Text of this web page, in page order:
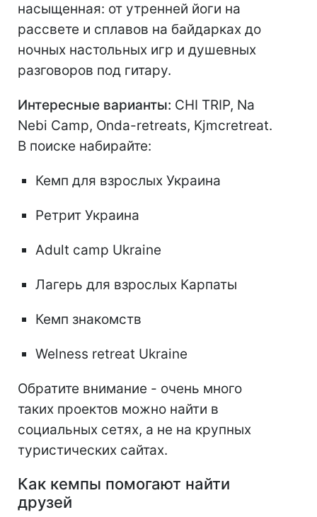
насыщенная: от утренней йоги на
рассвете и сплавов на байдарках до
ночных настольных игр и душевных
разговоров под гитару.
Интересные варианты: CHI TRIP, Na
Nebi Camp, Onda-retreats, Kjmcretreat.
В поиске набирайте:
Кемп для взрослых Украина
Ретрит Украина
Adult camp Ukraine
Лагерь для взрослых Карпаты
Кемп знакомств
Welness retreat Ukraine
Обратите внимание - очень много
таких проектов можно найти в
социальных сетях, а не на крупных
туристических сайтах.
Как кемпы помогают найти
друзей